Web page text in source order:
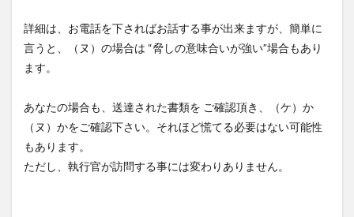
詳細は、お電話を下さればお話する事が出来ますが、簡単に
言うと、（ヌ）の場合は “脅しの意味合いが強い”場合もあり
ます。
あなたの場合も、送達された書類を ご確認頂き、（ケ）か
（ヌ）かをご確認下さい。それほど慌てる必要はない可能性
もあります。
ただし、執行官が訪問する事には変わりありません。